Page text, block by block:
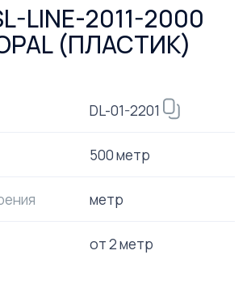
LINE-2011-2000
(ПЛАСТИК)
DL-01-2201
500 метр
метр
от2метр